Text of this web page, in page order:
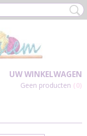
UW WINKELWAGEN
Geen producten (0)